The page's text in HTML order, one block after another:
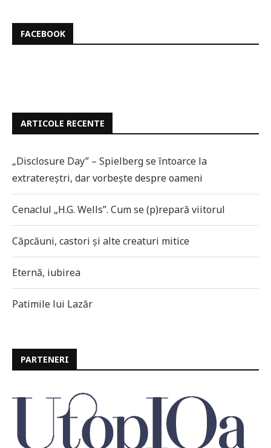
FACEBOOK
ARTICOLE RECENTE
„Disclosure Day” – Spielberg se întoarce la
extratereștri, dar vorbește despre oameni
Cenaclul „H.G. Wells”. Cum se (p)repară viitorul
Căpcăuni, castori și alte creaturi mitice
Eternă, iubirea
Patimile lui Lazăr
PARTENERI